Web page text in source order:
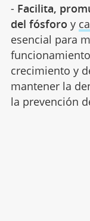
- Facilita,
del fósforo y
esencial para
crecimiento y
mantener la
la prevención